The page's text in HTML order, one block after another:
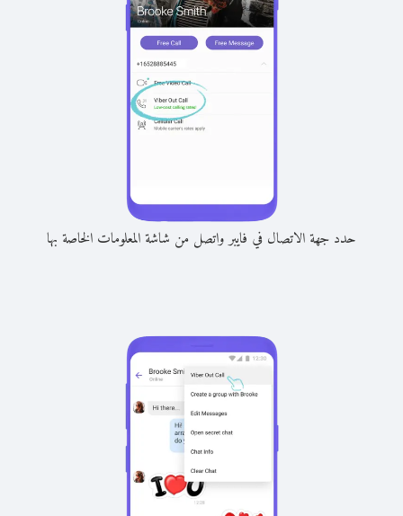
حدد جهة الاتصال في فايبر واتصل من شاشة المعلومات الخاصة بها